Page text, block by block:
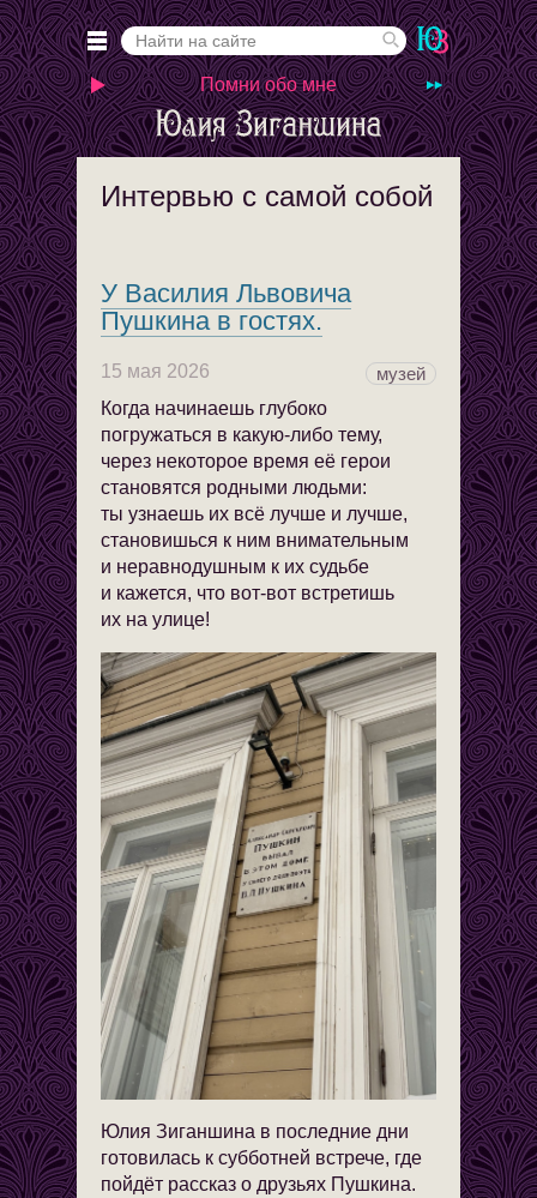
Помни обо мне
Интервью с самой собой
У Василия Львовича
Пушкина в гостях.
15 мая 2026
музей
Когда начинаешь глубоко
погружаться в какую-либо тему,
через некоторое время её герои
становятся родными людьми:
ты узнаешь их всё лучше и лучше,
становишься к ним внимательным
и неравнодушным к их судьбе
и кажется, что вот-вот встретишь
их на улице!
Юлия Зиганшина в последние дни
готовилась к субботней встрече, где
пойдёт рассказ о друзьях Пушкина.